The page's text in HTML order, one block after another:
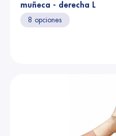
muñeca - derecha L
8 opciones